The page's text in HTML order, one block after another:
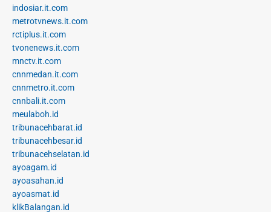
indosiar.it.com
metrotvnews.it.com
rctiplus.it.com
tvonenews.it.com
mnctv.it.com
cnnmedan.it.com
cnnmetro.it.com
cnnbali.it.com
meulaboh.id
tribunacehbarat.id
tribunacehbesar.id
tribunacehselatan.id
ayoagam.id
ayoasahan.id
ayoasmat.id
klikBalangan.id